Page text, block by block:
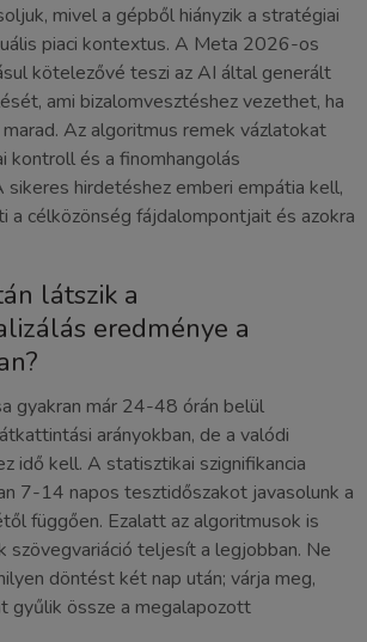
mivel a gépből hiányzik a stratégiai
piaci kontextus. A Meta 2026-os
kötelezővé teszi az AI által generált
ami bizalomvesztéshez vezethet, ha
Az algoritmus remek vázlatokat
kontroll és a finomhangolás
hirdetéshez emberi empátia kell,
a célközönség fájdalompontjait és azokra
látszik a
eredménye a
gyakran már 24-48 órán belül
arányokban, de a valódi
idő kell. A statisztikai szignifikancia
7-14 napos tesztidőszakot javasolunk a
függően. Ezalatt az algoritmusok is
szövegvariáció teljesít a legjobban. Ne
döntést két nap után; várja meg,
gyűlik össze a megalapozott